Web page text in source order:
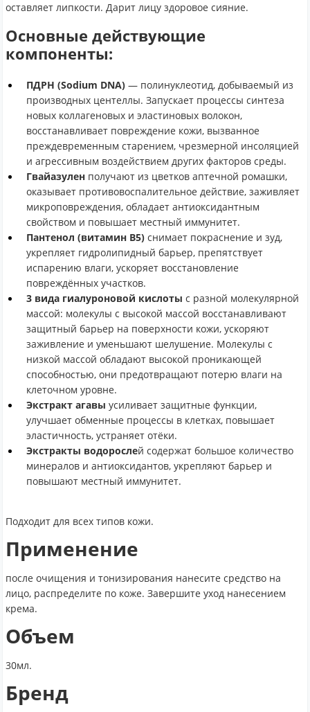
оставляет липкости. Дарит лицу здоровое сияние.
Основные действующие
компоненты:
ПДРН (Sodium DNA) — полинуклеотид, добываемый из
производных центеллы. Запускает процессы синтеза
новых коллагеновых и эластиновых волокон,
восстанавливает повреждение кожи, вызванное
преждевременным старением, чрезмерной инсоляцией
и агрессивным воздействием других факторов среды.
Гвайазулен получают из цветков аптечной ромашки,
оказывает противовоспалительное действие, заживляет
микроповреждения, обладает антиоксидантным
свойством и повышает местный иммунитет.
Пантенол (витамин B5) снимает покраснение и зуд,
укрепляет гидролипидный барьер, препятствует
испарению влаги, ускоряет восстановление
повреждённых участков.
3 вида гиалуроновой кислоты с разной молекулярной
массой: молекулы с высокой массой восстанавливают
защитный барьер на поверхности кожи, ускоряют
заживление и уменьшают шелушение. Молекулы с
низкой массой обладают высокой проникающей
способностью, они предотвращают потерю влаги на
клеточном уровне.
Экстракт агавы усиливает защитные функции,
улучшает обменные процессы в клетках, повышает
эластичность, устраняет отёки.
Экстракты водорослей содержат большое количество
минералов и антиоксидантов, укрепляют барьер и
повышают местный иммунитет.
Подходит для всех типов кожи.
Применение
после очищения и тонизирования нанесите средство на
лицо, распределите по коже. Завершите уход нанесением
крема.
Объем
30мл.
Бренд